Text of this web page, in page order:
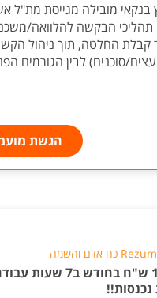
מובילה מגייסת מת"ל
תהליכי הבקשה להלוואה/
קבלת החלטה, תוך ניהול
סוכנים) לבין הגורמים
הגשת
14,000 ש"ח בחודש ב7 שעות